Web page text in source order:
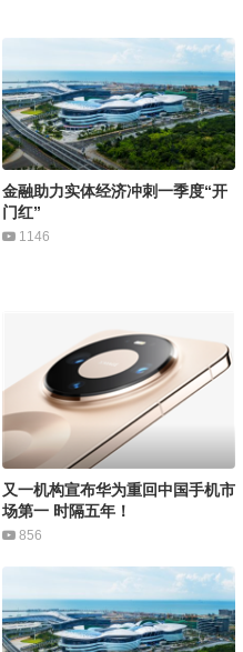
金融助力实体经济冲刺一季度“开
门红”
1146
又一机构宣布华为重回中国手机市
场第一 时隔五年！
856